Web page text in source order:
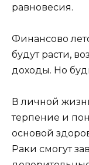
равновесия.
Финансово
будут расти,
доходы. Но
В личной
терпение и
основой
Раки смогут